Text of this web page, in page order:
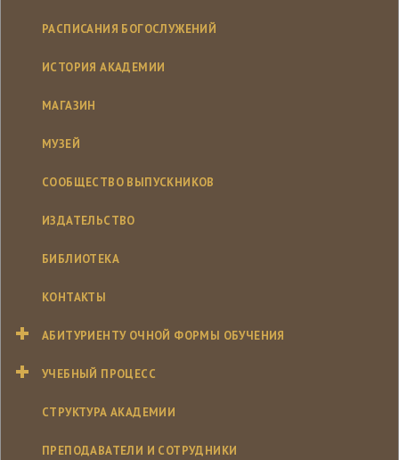
РАСПИСАНИЯ БОГОСЛУЖЕНИЙ
ИСТОРИЯ АКАДЕМИИ
МАГАЗИН
МУЗЕЙ
СООБЩЕСТВО ВЫПУСКНИКОВ
ИЗДАТЕЛЬСТВО
БИБЛИОТЕКА
КОНТАКТЫ
АБИТУРИЕНТУ ОЧНОЙ ФОРМЫ ОБУЧЕНИЯ
УЧЕБНЫЙ ПРОЦЕСС
СТРУКТУРА АКАДЕМИИ
ПРЕПОДАВАТЕЛИ И СОТРУДНИКИ